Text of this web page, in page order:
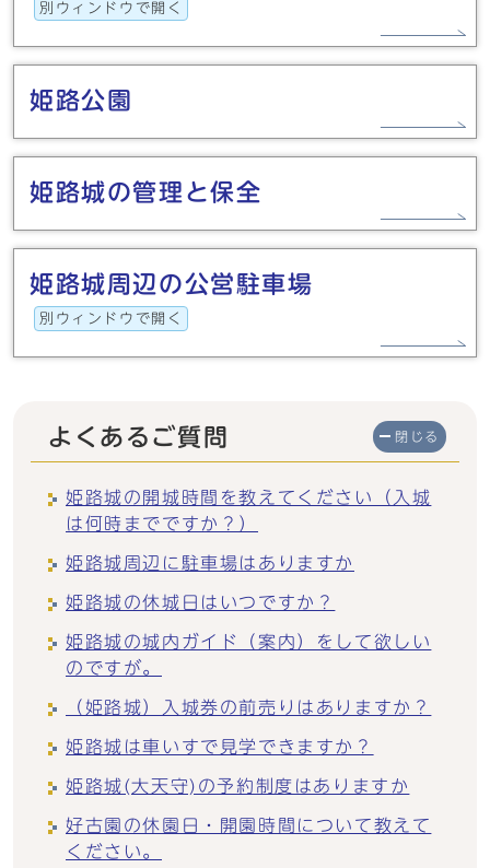
別ウィンドウで開く
姫路公園
姫路城の管理と保全
姫路城周辺の公営駐車場
別ウィンドウで開く
よくあるご質問 閉じる
姫路城の開城時間を教えてください（入城
は何時までですか？）
姫路城周辺に駐車場はありますか
姫路城の休城日はいつですか？
姫路城の城内ガイド（案内）をして欲しい
のですが。
（姫路城）入城券の前売りはありますか？
姫路城は車いすで見学できますか？
姫路城(大天守)の予約制度はありますか
好古園の休園日・開園時間について教えて
ください。